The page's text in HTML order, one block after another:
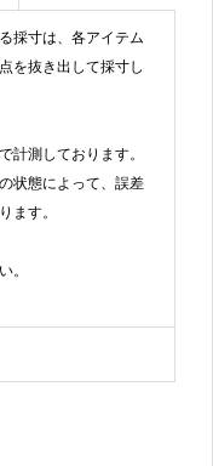
採寸は、各アイテム
を抜き出して採寸し
計測しております。
状態によって、誤差
ます。
。